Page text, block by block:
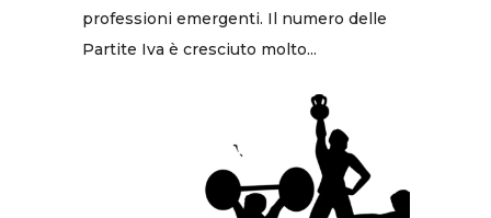
professioni emergenti. Il numero delle
Partite Iva è cresciuto molto...